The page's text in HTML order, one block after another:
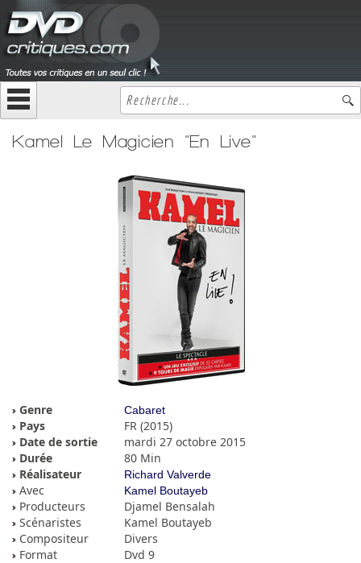
Kamel Le Magicien "En Live"
Genre Cabaret
Pays
FR (2015)
Date de sortie
mardi 27 octobre 2015
Durée
80 Min
Réalisateur
Richard Valverde
Avec Kamel Boutayeb
Producteurs
Djamel Bensalah
Scénaristes
Kamel Boutayeb
Compositeur
Divers
Format
Dvd 9